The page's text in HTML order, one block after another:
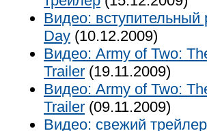
Видео: вступительный
Day (10.12.2009)
Видео: Army of Two:
Trailer (19.11.2009)
Видео: Army of Two:
Trailer (09.11.2009)
Видео: свежий